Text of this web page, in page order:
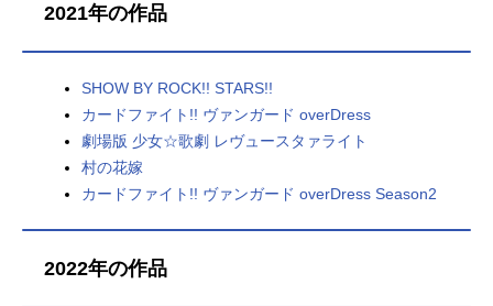
2021年の作品
SHOW BY ROCK!! STARS!!
カードファイト!! ヴァンガード overDress
劇場版 少女☆歌劇 レヴュースタァライト
村の花嫁
カードファイト!! ヴァンガード overDress Season2
2022年の作品